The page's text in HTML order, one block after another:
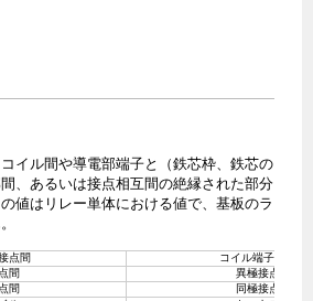
イル間や導電部端子と（鉄芯枠、鉄芯の
、あるいは接点相互間の絶縁された部分
値はリレー単体における値で、基板のラ
点間
コイル端子と接点
間
異極接点端子
間
同極接点端子